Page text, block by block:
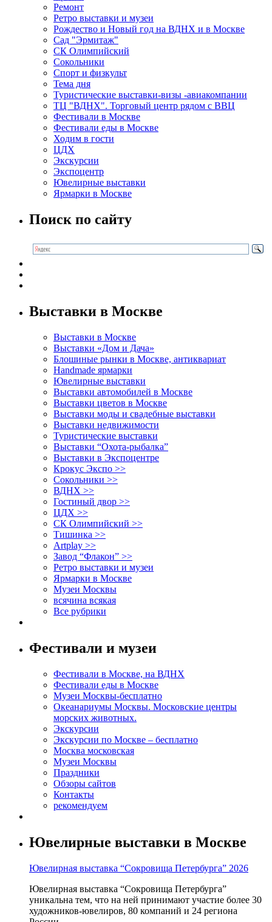
Ремонт
Ретро выставки и музеи
Рождество и Новый год на ВДНХ и в Москве
Сад "Эрмитаж"
СК Олимпийский
Сокольники
Спорт и физкульт
Тема дня
Туристические выставки-визы -авиакомпании
ТЦ "ВДНХ". Торговый центр рядом с ВВЦ
Фестивали в Москве
Фестивали еды в Москве
Ходим в гости
ЦДХ
Экскурсии
Экспоцентр
Ювелирные выставки
Ярмарки в Москве
Поиск по сайту
Выставки в Москве
Выставки в Москве
Выставки «Дом и Дача»
Блошиные рынки в Москве, антиквариат
Handmade ярмарки
Ювелирные выставки
Выставки автомобилей в Москве
Выставки цветов в Москве
Выставки моды и свадебные выставки
Выставки недвижимости
Туристические выставки
Выставки “Охота-рыбалка”
Выставки в Экспоцентре
Крокус Экспо >>
Сокольники >>
ВДНХ >>
Гостиный двор >>
ЦДХ >>
СК Олимпийский >>
Тишинка >>
Artplay >>
Завод “Флакон” >>
Ретро выставки и музеи
Ярмарки в Москве
Музеи Москвы
всячина всякая
Все рубрики
Фестивали и музеи
Фестивали в Москве, на ВДНХ
Фестивали еды в Москве
Музеи Москвы-бесплатно
Океанариумы Москвы. Московские центры
морских животных.
Экскурсии
Экскурсии по Москве – бесплатно
Москва московская
Музеи Москвы
Праздники
Обзоры сайтов
Контакты
рекомендуем
Ювелирные выставки в Москве
Ювелирная выставка “Сокровища Петербурга” 2026
Ювелирная выставка “Сокровища Петербурга”
уникальна тем, что на ней принимают участие более 30
художников-ювелиров, 80 компаний и 24 региона